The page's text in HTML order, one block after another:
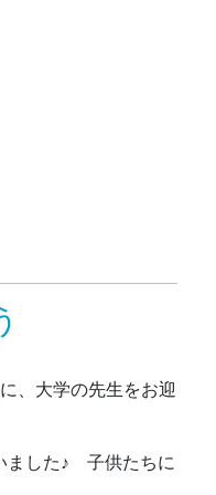
、大学の先生をお迎
ました♪ 子供たちに